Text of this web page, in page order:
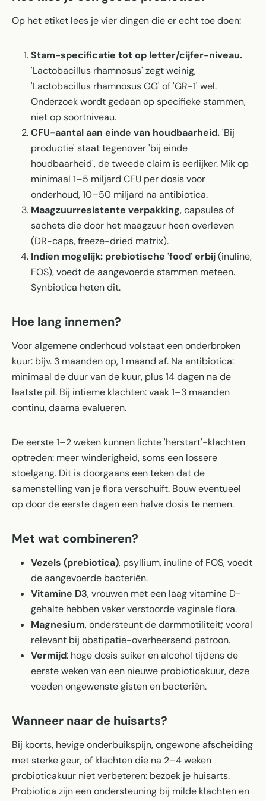
Op het etiket lees je vier dingen die er echt toe doen:
Stam-specificatie tot op letter/cijfer-niveau.
'Lactobacillus rhamnosus' zegt weinig,
'Lactobacillus rhamnosus GG' of 'GR-1' wel.
Onderzoek wordt gedaan op specifieke stammen,
niet op soortniveau.
CFU-aantal aan einde van houdbaarheid.'Bij
productie' staat tegenover 'bij einde
houdbaarheid', de tweede claim is eerlijker. Mik op
minimaal 1–5 miljard CFU per dosis voor
onderhoud, 10–50 miljard na antibiotica.
Maagzuurresistente verpakking, capsules of
sachets die door het maagzuur heen overleven
(DR-caps, freeze-dried matrix).
Indien mogelijk: prebiotische 'food' erbij(inuline,
FOS), voedt de aangevoerde stammen meteen.
Synbiotica heten dit.
Hoe lang innemen?
Voor algemene onderhoud volstaat een onderbroken
kuur: bijv. 3 maanden op, 1 maand af. Na antibiotica:
minimaal de duur van de kuur, plus 14 dagen na de
laatste pil. Bij intieme klachten: vaak 1–3 maanden
continu, daarna evalueren.
De eerste 1–2 weken kunnen lichte 'herstart'-klachten
optreden: meer winderigheid, soms een lossere
stoelgang. Dit is doorgaans een teken dat de
samenstelling van je flora verschuift. Bouw eventueel
op door de eerste dagen een halve dosis te nemen.
Met wat combineren?
Vezels (prebiotica), psyllium, inuline of FOS, voedt
de aangevoerde bacteriën.
Vitamine D3, vrouwen met een laag vitamine D-
gehalte hebben vaker verstoorde vaginale flora.
Magnesium, ondersteunt de darmmotiliteit; vooral
relevant bij obstipatie-overheersend patroon.
Vermijd: hoge dosis suiker en alcohol tijdens de
eerste weken van een nieuwe probioticakuur, deze
voeden ongewenste gisten en bacteriën.
Wanneer naar de huisarts?
Bij koorts, hevige onderbuikspijn, ongewone afscheiding
met sterke geur, of klachten die na 2–4 weken
probioticakuur niet verbeteren: bezoek je huisarts.
Probiotica zijn een ondersteuning bij milde klachten en